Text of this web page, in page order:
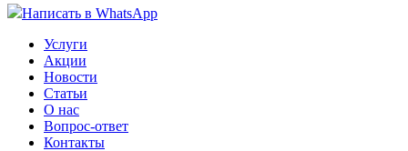
Написать в WhatsApp
Услуги
Акции
Новости
Статьи
О нас
Вопрос-ответ
Контакты